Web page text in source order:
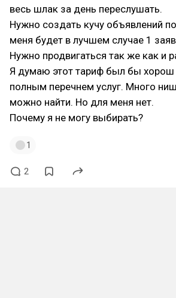
весь шлак за день переслушать.
Нужно создать кучу объявлений
меня будет в лучшем случае 1
Нужно продвигаться так же как и
Я думаю этот тариф был бы хорош
полным перечнем услуг. Много
можно найти. Но для меня нет.
Почему я не могу выбирать?
1
2